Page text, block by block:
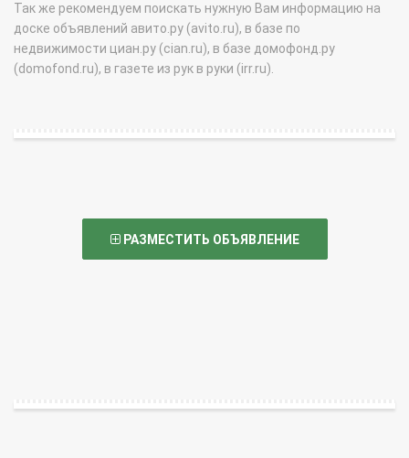
Так же рекомендуем поискать нужную Вам информацию на
доске объявлений авито.ру (avito.ru), в базе по
недвижимости циан.ру (cian.ru), в базе домофонд.ру
(domofond.ru), в газете из рук в руки (irr.ru).
РАЗМЕСТИТЬ ОБЪЯВЛЕНИЕ